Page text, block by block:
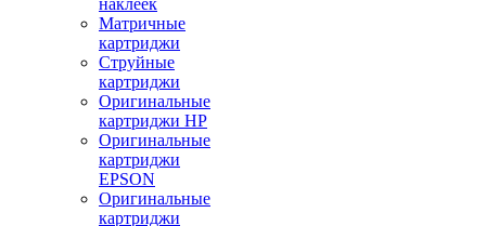
наклеек
Матричные
картриджи
Струйные
картриджи
Оригинальные
картриджи HP
Оригинальные
картриджи
EPSON
Оригинальные
картриджи